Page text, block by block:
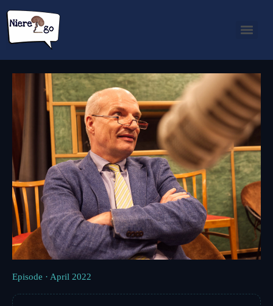
Episode · April 2022